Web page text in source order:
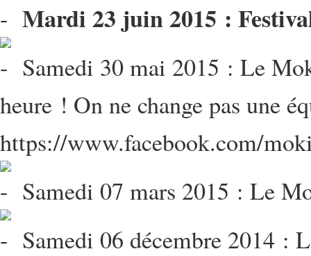
Mardi 23 juin 2015 :
Samedi 30 mai 2015 : Le
heure ! On ne change pas une
https://www.facebook.com/
Samedi 07 mars 2015 : Le
Samedi 06 décembre 2014 :